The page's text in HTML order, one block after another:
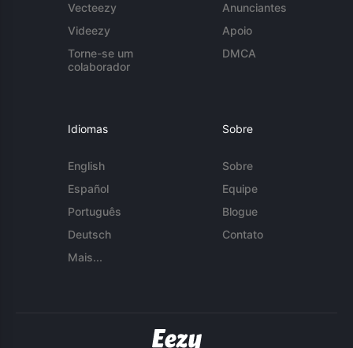
Vecteezy
Videezy
Torne-se um
colaborador
Anunciantes
Apoio
DMCA
Idiomas
English
Español
Português
Deutsch
Mais...
Sobre
Sobre
Equipe
Blogue
Contato